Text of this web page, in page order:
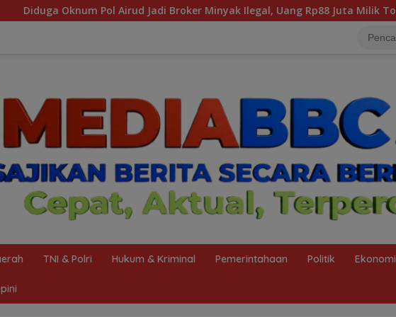
Minyak Ilegal, Uang Rp88 Juta Milik Toke Muba Hilang Tanpa Jejak
TNI & Polri Hukum & Kriminal Pemerintahaan Politik Ekonomi